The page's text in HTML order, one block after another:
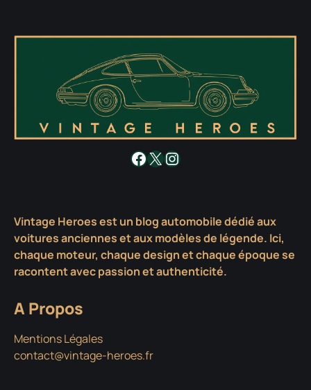
Facebook
X Instagram
Vintage Heroes est un blog automobile dédié aux
voitures anciennes et aux modèles de légende. Ici,
chaque moteur, chaque design et chaque époque se
racontent avec passion et authenticité.
A Propos
Mentions Légales
contact@vintage-heroes.fr